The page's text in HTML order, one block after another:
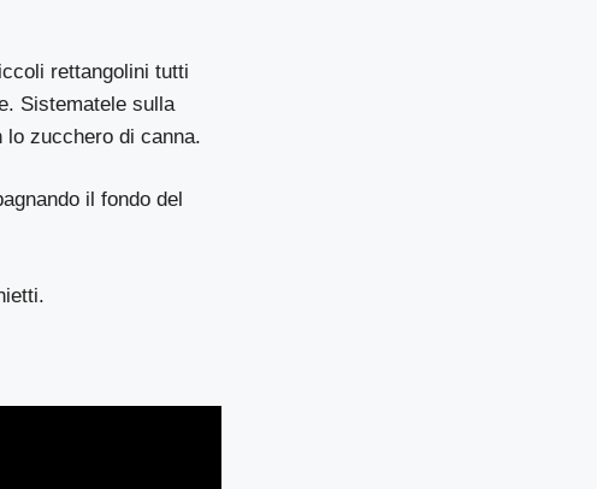
rettangolini tutti
Sistematele sulla
lo zucchero di canna.
il fondo del